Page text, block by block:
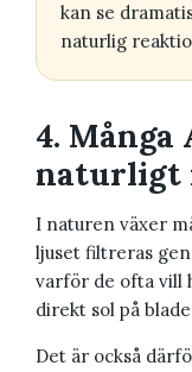
kan se
naturlig
4. Många
naturligt
I naturen växer
ljuset filtreras
varför de ofta vill
direkt sol på
Det är också